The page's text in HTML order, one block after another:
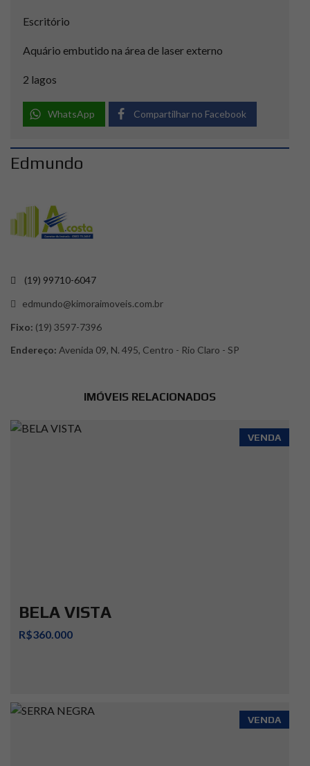
Escritório
Aquário embutido na área de laser externo
2 lagos
WhatsApp Compartilhar no Facebook
Edmundo
(19) 99710-6047
edmundo@kimoraimoveis.com.br
Fixo: (19) 3597-7396
Endereço: Avenida 09, N. 495, Centro - Rio Claro - SP
IMÓVEIS RELACIONADOS
VENDA
BELA VISTA
R$360.000
VENDA